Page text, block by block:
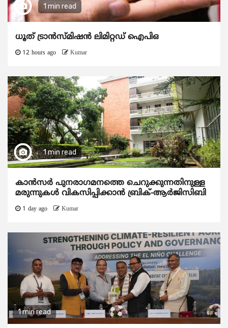
1 min read
ധൂത് ട്രാൻസ്മിഷൻ ലിമിറ്റഡ് ഐപിഒ
12 hours ago Kumar
1 min read
കാന്‍സര്‍ പുനരാഗമനത്തെ ചെറുക്കുന്നതിനുള്ള
മരുന്നുകള്‍ വികസിപ്പിക്കാന്‍ ബ്രിക്-ആര്‍ജിസിബി
1 day ago Kumar
1 min read